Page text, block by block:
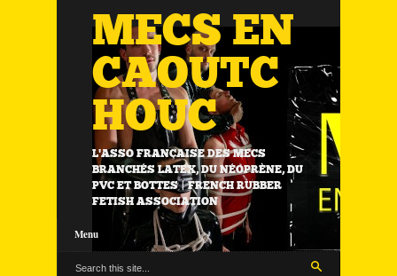
MECS EN
CAOUTC
HOUC
L'ASSO FRANÇAISE DES MECS
BRANCHÉS LATEX, DU NÉOPRÈNE, DU
PVC ET BOTTES | FRENCH RUBBER
FETISH ASSOCIATION
Menu